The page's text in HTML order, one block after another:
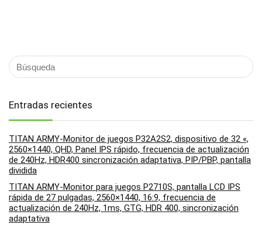
Entradas recientes
TITAN ARMY-Monitor de juegos P32A2S2, dispositivo de 32 «,
2560×1440, QHD, Panel IPS rápido, frecuencia de actualización
de 240Hz, HDR400 sincronización adaptativa, PIP/PBP, pantalla
dividida
TITAN ARMY-Monitor para juegos P2710S, pantalla LCD IPS
rápida de 27 pulgadas, 2560×1440, 16:9, frecuencia de
actualización de 240Hz, 1ms, GTG, HDR 400, sincronización
adaptativa